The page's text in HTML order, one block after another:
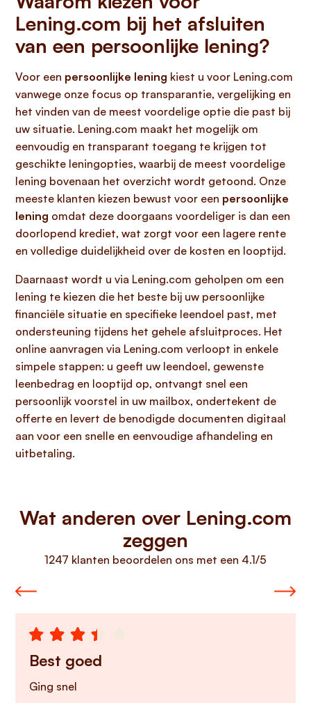
Lening.com bij het afsluiten
van een persoonlijke lening?
Voor een persoonlijke lening kiest u voor Lening.com
vanwege onze focus op transparantie, vergelijking en
het vinden van de meest voordelige optie die past bij
uw situatie. Lening.com maakt het mogelijk om
eenvoudig en transparant toegang te krijgen tot
geschikte leningopties, waarbij de meest voordelige
lening bovenaan het overzicht wordt getoond. Onze
meeste klanten kiezen bewust voor een persoonlijke
lening omdat deze doorgaans voordeliger is dan een
doorlopend krediet, wat zorgt voor een lagere rente
en volledige duidelijkheid over de kosten en looptijd.
Daarnaast wordt u via Lening.com geholpen om een
lening te kiezen die het beste bij uw persoonlijke
financiële situatie en specifieke leendoel past, met
ondersteuning tijdens het gehele afsluitproces. Het
online aanvragen via Lening.com verloopt in enkele
simpele stappen: u geeft uw leendoel, gewenste
leenbedrag en looptijd op, ontvangt snel een
persoonlijk voorstel in uw mailbox, ondertekent de
offerte en levert de benodigde documenten digitaal
aan voor een snelle en eenvoudige afhandeling en
uitbetaling.
Wat anderen over Lening.com
zeggen
1247 klanten beoordelen ons met een 4.1/5
Best goed
Ging snel